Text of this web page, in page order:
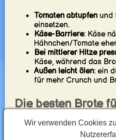
Tomaten abtupfenund
einsetzen.
Käse-Barriere: Käse
Hähnchen/Tomate
Bei mittlerer Hitze
Käse, während das
Außen leicht ölen: ein
für mehr Crunch und
Die besten Brote
Ciabatta: Klassiker –
Wir verwenden Cookies